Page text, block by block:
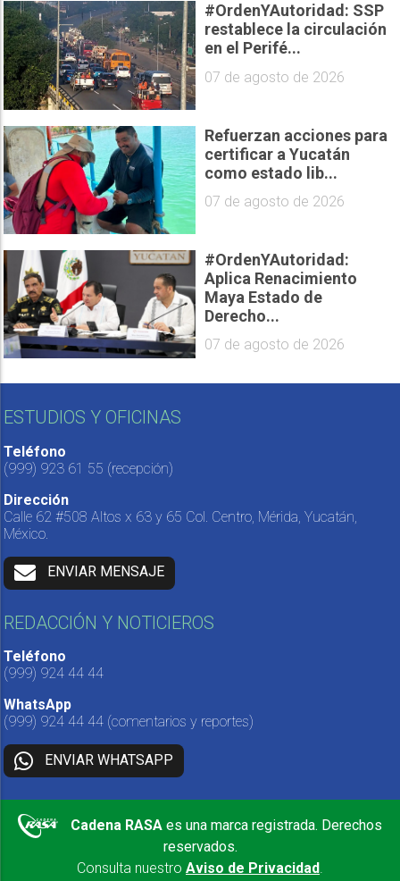
#OrdenYAutoridad: SSP
restablece la circulación
en el Perifé...
07 de agosto de 2026
Refuerzan acciones para
certificar a Yucatán
como estado lib...
07 de agosto de 2026
#OrdenYAutoridad:
Aplica Renacimiento
Maya Estado de
Derecho...
07 de agosto de 2026
ESTUDIOS Y OFICINAS
Teléfono
(999) 923 61 55 (recepción)
Dirección
Calle 62 #508 Altos x 63 y 65 Col. Centro, Mérida, Yucatán,
México.
ENVIAR MENSAJE
REDACCIÓN Y NOTICIEROS
Teléfono
(999) 924 44 44
WhatsApp
(999) 924 44 44 (comentarios y reportes)
ENVIAR WHATSAPP
Cadena RASA es una marca registrada. Derechos
reservados.
Consulta nuestro Aviso de Privacidad.